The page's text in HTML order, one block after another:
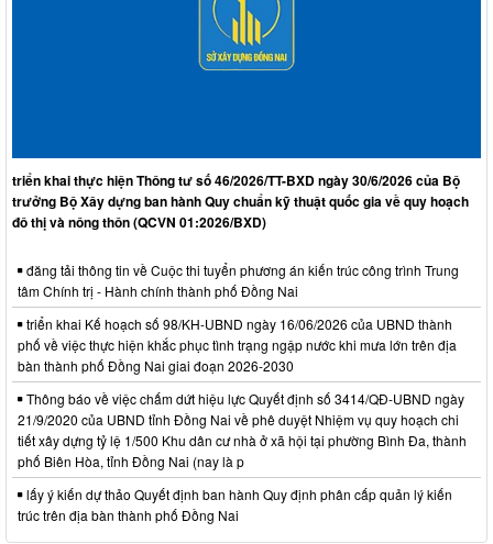
triển khai thực hiện Thông tư số 46/2026/TT-BXD ngày 30/6/2026 của Bộ
trưởng Bộ Xây dựng ban hành Quy chuẩn kỹ thuật quốc gia về quy hoạch
đô thị và nông thôn (QCVN 01:2026/BXD)
đăng tải thông tin về Cuộc thi tuyển phương án kiến trúc công trình Trung
tâm Chính trị - Hành chính thành phố Đồng Nai
triển khai Kế hoạch số 98/KH-UBND ngày 16/06/2026 của UBND thành
phố về việc thực hiện khắc phục tình trạng ngập nước khi mưa lớn trên địa
bàn thành phố Đồng Nai giai đoạn 2026-2030
Thông báo về việc chấm dứt hiệu lực Quyết định số 3414/QĐ-UBND ngày
21/9/2020 của UBND tỉnh Đồng Nai về phê duyệt Nhiệm vụ quy hoạch chi
tiết xây dựng tỷ lệ 1/500 Khu dân cư nhà ở xã hội tại phường Bình Đa, thành
phố Biên Hòa, tỉnh Đồng Nai (nay là p
lấy ý kiến dự thảo Quyết định ban hành Quy định phân cấp quản lý kiến
trúc trên địa bàn thành phố Đồng Nai